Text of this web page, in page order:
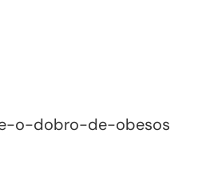
o-dobro-de-obesos